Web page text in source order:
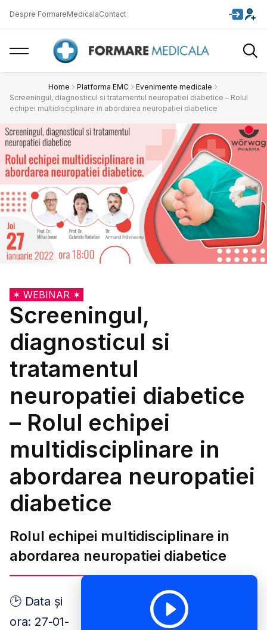
Despre FormareMedicalaContact
Home Platforma EMC
Evenimente medicale
Screeningul, diagnosticul si tratamentul neuropatiei diabetice – Rolul
echipei multidisciplinare in abordarea neuropatiei diabetice
✶ WEBINAR ✶
Screeningul,
diagnosticul si
tratamentul
neuropatiei diabetice
– Rolul echipei
multidisciplinare in
abordarea neuropatiei
diabetice
Rolul echipei multidisciplinare in
abordarea neuropatiei diabetice
🕑 Data și
ora: 27-01-